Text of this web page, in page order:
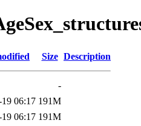
Size Description
-
06:17 191M
06:17 191M